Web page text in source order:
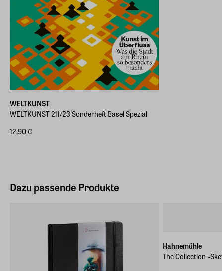
WELTKUNST
WELTKUNST 211/23 Sonderheft Basel Spezial
12,90 €
Dazu passende Produkte
Hahnemühle
The Collection